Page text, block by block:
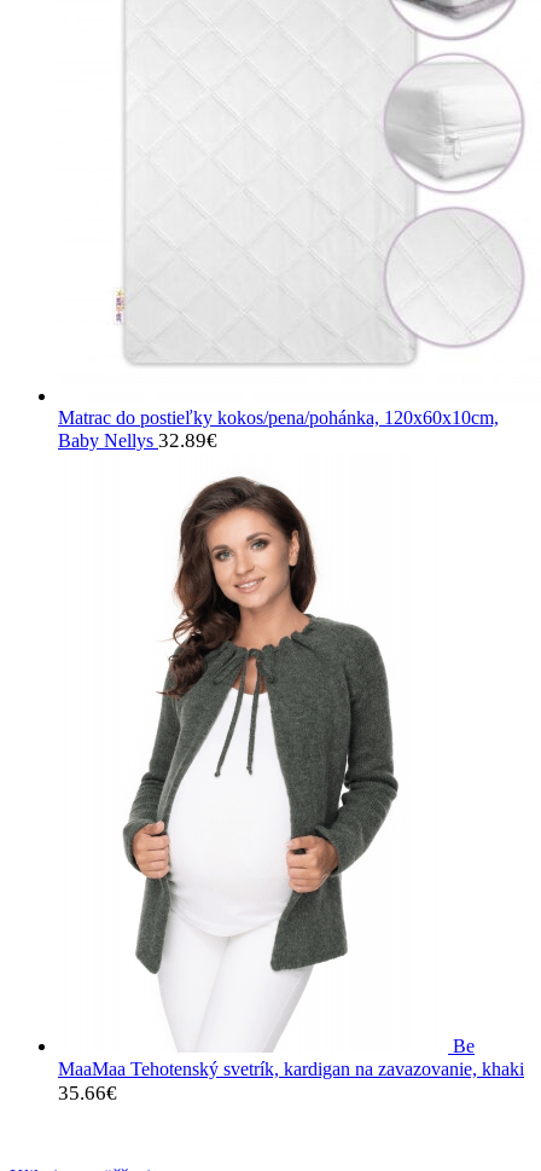
Matrac do postieľky kokos/pena/pohánka, 120x60x10cm,
Baby Nellys 32.89€
Be
MaaMaa Tehotenský svetrík, kardigan na zavazovanie, khaki
35.66€